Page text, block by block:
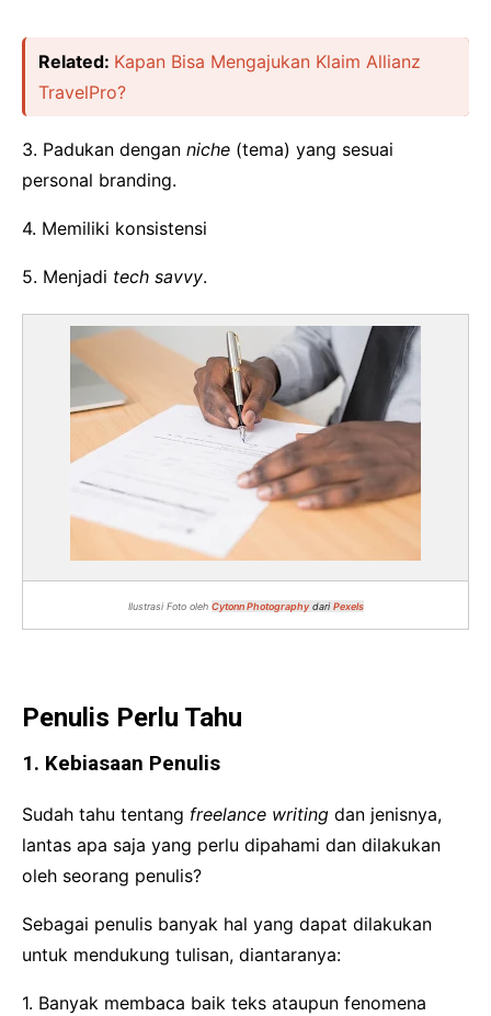
Related: Kapan Bisa Mengajukan Klaim Allianz
TravelPro?
3. Padukan dengan niche (tema) yang sesuai
personal branding.
4. Memiliki konsistensi
5. Menjadi tech savvy.
Ilustrasi Foto oleh Cytonn Photographydari Pexels
Penulis Perlu Tahu
1. Kebiasaan Penulis
Sudah tahu tentang freelance writing dan jenisnya,
lantas apa saja yang perlu dipahami dan dilakukan
oleh seorang penulis?
Sebagai penulis banyak hal yang dapat dilakukan
untuk mendukung tulisan, diantaranya:
1. Banyak membaca baik teks ataupun fenomena